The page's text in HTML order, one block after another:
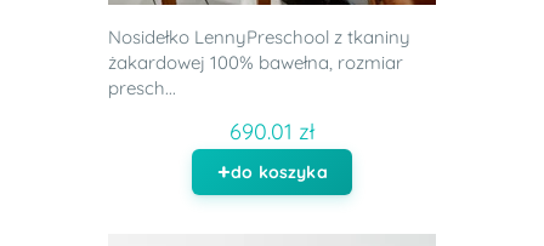
Nosidełko LennyPreschool z tkaniny
żakardowej 100% bawełna, rozmiar
presch...
690.01 zł
do koszyka